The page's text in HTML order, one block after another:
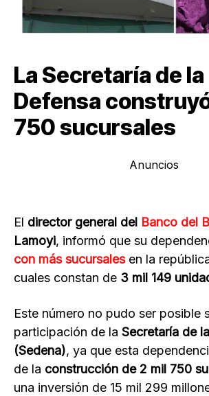
La Secretaría de la
Defensa
750 sucursales
Anuncios
El director general del Banco del
Lamoyi, informó que su
con más sucursalesen la
cuales constan de 3 mil 149
Este número no pudo ser posible
participación de la Secretaría de
(Sedena), ya que esta
de la construcción de 2 mil 750
una inversión de 15 mil 299